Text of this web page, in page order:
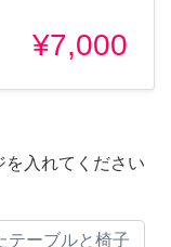
¥7,000
入れてください